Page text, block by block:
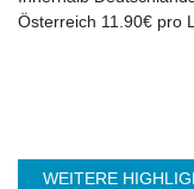
Österreich 11.90€ pro
WEITERE